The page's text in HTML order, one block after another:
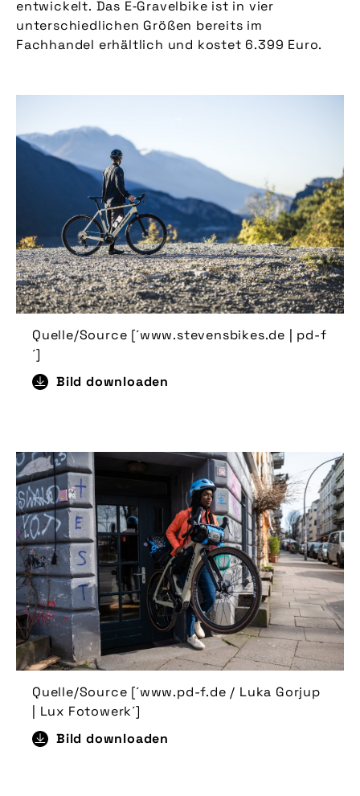
entwickelt. Das E‑Gravelbike ist in vier
unterschiedlichen Größen bereits im
Fachhandel erhältlich und kostet 6.399 Euro.
Quelle/Source [´www.stevensbikes.de | pd-f
´]
Bild downloaden
Quelle/Source [´www.pd-f.de / Luka Gorjup
| Lux Fotowerk´]
Bild downloaden